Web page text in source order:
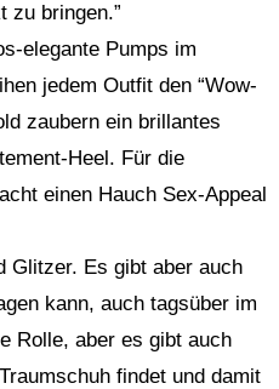
zu bringen.”
elegante Pumps im
jedem Outfit den “Wow-
zaubern ein brillantes
Heel. Für die
einen Hauch Sex-Appeal
Glitzer. Es gibt aber auch
kann, auch tagsüber im
Rolle, aber es gibt auch
findet und damit